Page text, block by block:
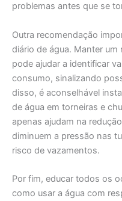
problemas antes que se
Outra recomendação
diário de água. Manter
pode ajudar a identificar
consumo, sinalizando
disso, é aconselhável
de água em torneiras e
apenas ajudam na
diminuem a pressão nas
risco de vazamentos.
Por fim, educar todos os
como usar a água com